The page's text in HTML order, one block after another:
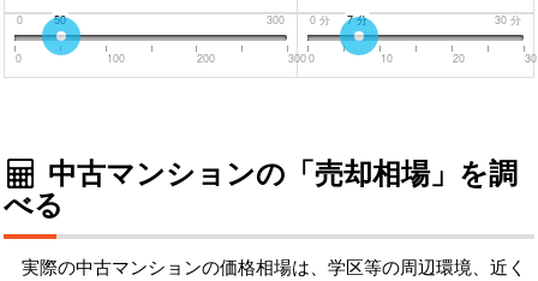
0 300
50
0 100 200 300
0 分 30 分
7分
0 10 20 30
中古マンションの「売却相場」を調
べる
実際の中古マンションの価格相場は、学区等の周辺環境、近く